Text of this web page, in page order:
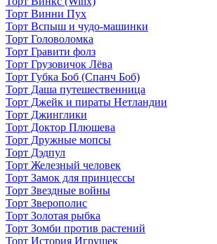
Торт Винни Пух
Торт Вспыш и чудо-машинки
Торт Головоломка
Торт Гравити фолз
Торт Грузовичок Лёва
Торт Губка Боб (Спанч Боб)
Торт Даша путешественница
Торт Джейк и пираты Нетландии
Торт Джинглики
Торт Доктор Плюшева
Торт Дружные мопсы
Торт Дэдпул
Торт Железный человек
Торт Замок для принцессы
Торт Звездные войны
Торт Зверополис
Торт Золотая рыбка
Торт Зомби против растений
Торт История Игрушек